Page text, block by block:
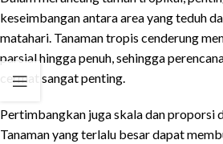
keseimbangan antara area yang teduh
matahari. Tanaman tropis cenderung
parsial hingga penuh, sehingga
cermat sangat penting.
Pertimbangkan juga skala dan proporsi
Tanaman yang terlalu besar dapat